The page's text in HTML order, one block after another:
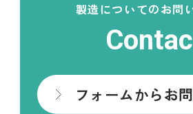
製造についてのお問
フォームからお